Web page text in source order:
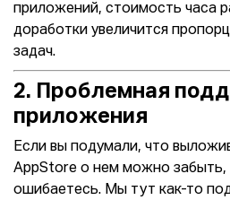
приложений, стоимость часа
доработки увеличится
задач.
2. Проблемная
приложения
Если вы подумали, что
AppStore о нем можно забыть,
ошибаетесь. Мы тут как-то